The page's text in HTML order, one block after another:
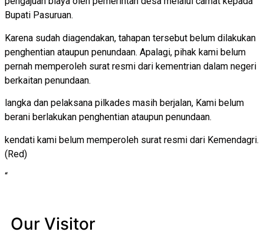
Bupati Pasuruan.
Karena sudah diagendakan, tahapan tersebut belum dilakukan
penghentian ataupun penundaan. Apalagi, pihak kami belum
pernah memperoleh surat resmi dari kementrian dalam negeri
berkaitan penundaan.
langka dan pelaksana pilkades masih berjalan, Kami belum
berani berlakukan penghentian ataupun penundaan.
kendati kami belum memperoleh surat resmi dari Kemendagri.
(Red)
“
Our Visitor